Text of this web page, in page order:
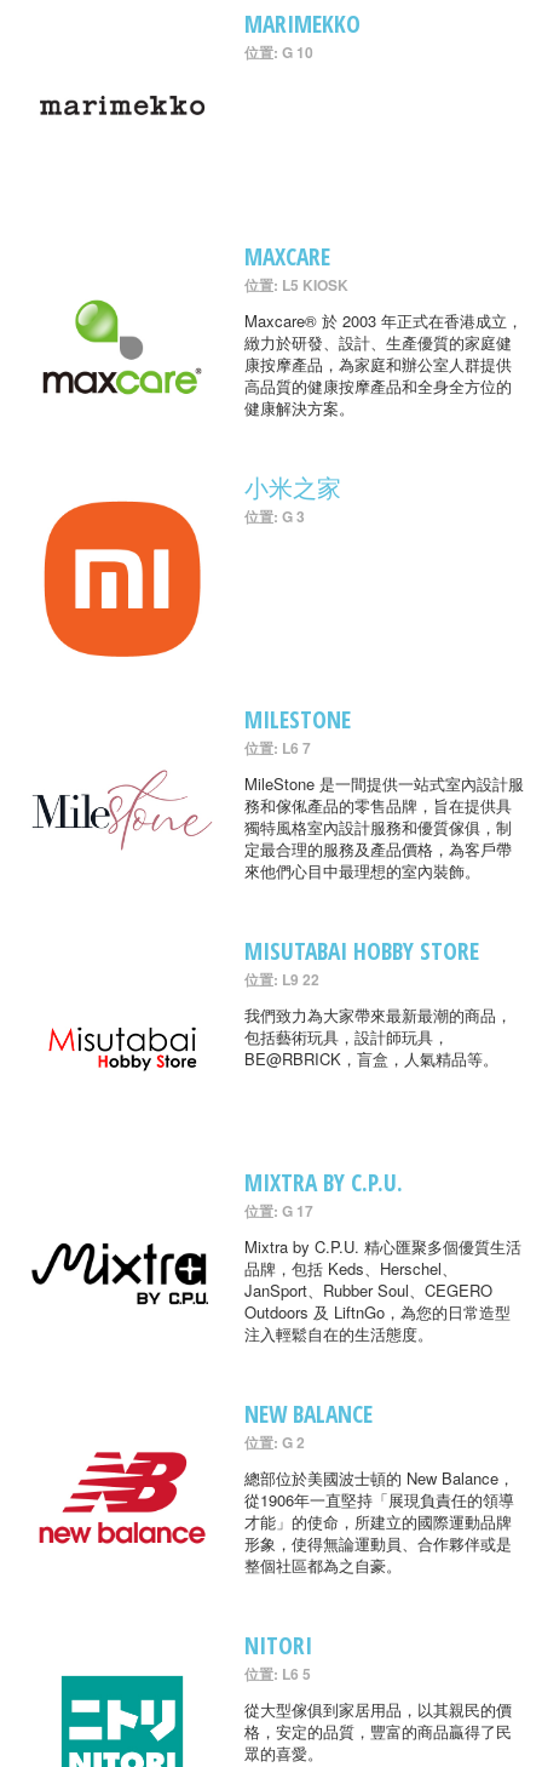
MARIMEKKO
位置: G 10
MAXCARE
位置: L5 KIOSK
Maxcare® 於 2003 年正式在香港成立，
緻力於研發、設計、生產優質的家庭健
康按摩產品，為家庭和辦公室人群提供
高品質的健康按摩產品和全身全方位的
健康解決方案。
小米之家
位置: G 3
MILESTONE
位置: L6 7
MileStone 是一間提供一站式室內設計服
務和傢俬產品的零售品牌，旨在提供具
獨特風格室內設計服務和優質傢俱，制
定最合理的服務及產品價格，為客戶帶
來他們心目中最理想的室內裝飾。
MISUTABAI HOBBY STORE
位置: L9 22
我們致力為大家帶來最新最潮的商品，
包括藝術玩具，設計師玩具，
BE@RBRICK，盲盒，人氣精品等。
MIXTRA BY C.P.U.
位置: G 17
Mixtra by C.P.U. 精心匯聚多個優質生活
品牌，包括 Keds、Herschel、
JanSport、Rubber Soul、CEGERO
Outdoors 及 LiftnGo，為您的日常造型
注入輕鬆自在的生活態度。
NEW BALANCE
位置: G 2
總部位於美國波士頓的 New Balance，
從1906年一直堅持「展現負責任的領導
才能」的使命，所建立的國際運動品牌
形象，使得無論運動員、合作夥伴或是
整個社區都為之自豪。
NITORI
位置: L6 5
從大型傢俱到家居用品，以其親民的價
格，安定的品質，豐富的商品贏得了民
眾的喜愛。